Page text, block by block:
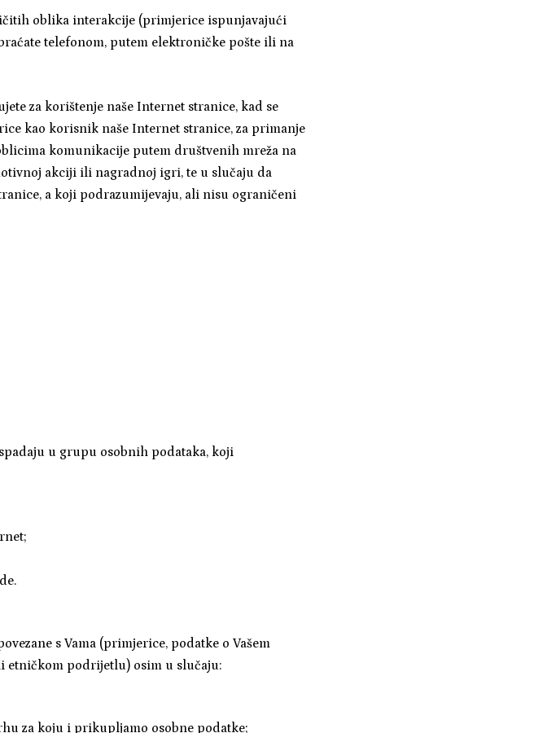
oblika interakcije (primjerice ispunjavajući
telefonom, putem elektroničke pošte ili na
za korištenje naše Internet stranice, kad se
kao korisnik naše Internet stranice, za primanje
komunikacije putem društvenih mreža na
akciji ili nagradnoj igri, te u slučaju da
a koji podrazumijevaju, ali nisu ograničeni
u grupu osobnih podataka, koji
s Vama (primjerice, podatke o Vašem
etničkom podrijetlu) osim u slučaju:
za koju i prikupljamo osobne podatke;